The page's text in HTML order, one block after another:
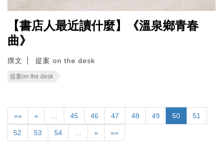
【書店人最近讀什麼】《溫泉鄉青春
曲》
撰文 提案 on the desk
提案on the desk
«« « 45 46 47 48 49 50 51
52 53 54 » »»